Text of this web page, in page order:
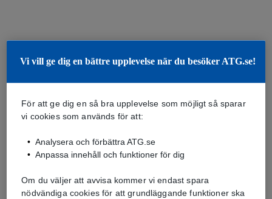
Vi vill ge dig en bättre upplevelse när du besöker ATG.se!
För att ge dig en så bra upplevelse som möjligt så sparar
vi cookies som används för att:
Analysera och förbättra ATG.se
Anpassa innehåll och funktioner för dig
Om du väljer att avvisa kommer vi endast spara
nödvändiga cookies för att grundläggande funktioner ska